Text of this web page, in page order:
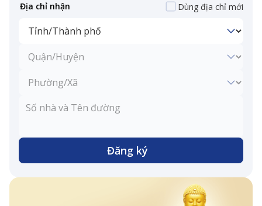
Địa chỉ nhận Dùng địa chỉ mới
Đăng ký